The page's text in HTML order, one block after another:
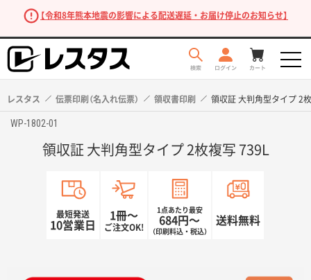
【令和8年熊本地震の影響による配送遅延・お届け停止のお知らせ】
レスタス 伝票印刷（名入れ伝票） 領収書印刷 領収証 大判角型タイプ 2
WP-1802-01
領収証 大判角型タイプ 2枚複写 739L
最短発送
10営業日
1冊〜
ご注文OK!
1点あたり最安
684円〜
（印刷料込・税込）
送料無料